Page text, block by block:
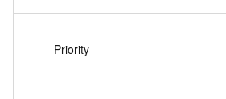
Priority